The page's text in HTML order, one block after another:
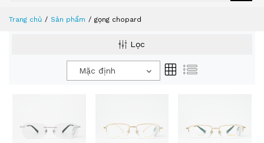
Trang chủ Sản phẩm gọng chopard
Lọc
Mặc định